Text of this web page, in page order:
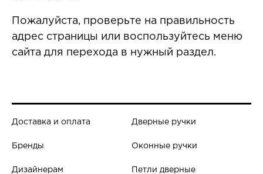
Пожалуйста, проверьте на правильность
адрес страницы или воспользуйтесь меню
сайта для перехода в нужный раздел.
Доставка и оплата
Бренды
Дизайнерам
Дверные ручки
Оконные ручки
Петли дверные